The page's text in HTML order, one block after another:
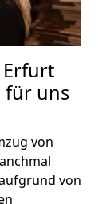
Erfurt
für uns
von
von